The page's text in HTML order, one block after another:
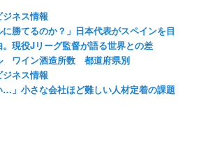
ネス情報
に勝てるのか？」日本代表がスペインを目
現役Jリーグ監督が語る世界との差
イン酒造所数 都道府県別
ネス情報
…」小さな会社ほど難しい人材定着の課題